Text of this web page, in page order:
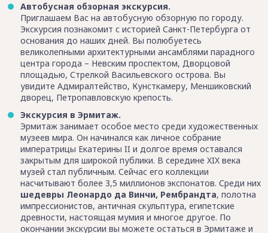
Автобусная обзорная экскурсия.
Приглашаем Вас на автобусную обзорную по городу.
Экскурсия познакомит с историей Санкт-Петербурга от
основания до наших дней. Вы полюбуетесь
великолепными архитектурными ансамблями парадного
центра города – Невским проспектом, Дворцовой
площадью, Стрелкой Васильевского острова. Вы
увидите Адмиралтейство, Кунсткамеру, Меншиковский
дворец, Петропавловскую крепость.
Экскурсия в Эрмитаж.
Эрмитаж занимает особое место среди художественных
музеев мира. Он начинался как личное собрание
императрицы Екатерины II и долгое время оставался
закрытым для широкой публики. В середине XIX века
музей стал публичным. Сейчас его коллекции
насчитывают более 3,5 миллионов экспонатов. Среди них
шедевры Леонардо да Винчи, Рембрандта, полотна
импрессионистов, античная скульптура, египетские
древности, настоящая мумия и многое другое. По
окончании экскурсии вы можете остаться в Эрмитаже и